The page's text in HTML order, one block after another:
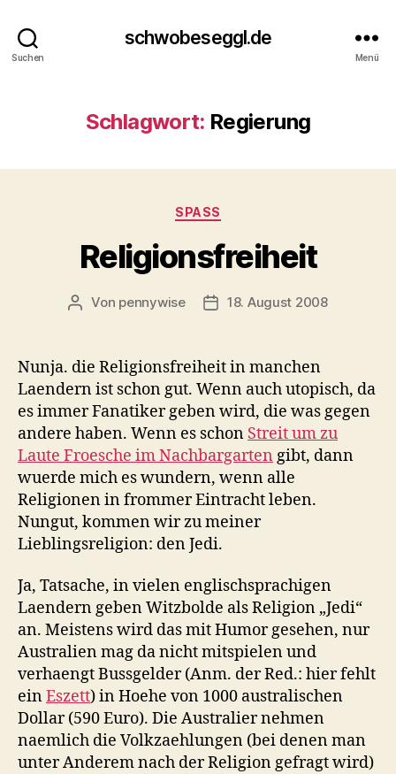
Suchen
schwobeseggl.de
Menü
Schlagwort: Regierung
Kategorien
SPASS
Religionsfreiheit
Beitragsautor
Von pennywise Veröffentlichungsdatum
18. August 2008
Nunja. die Religionsfreiheit in manchen
Laendern ist schon gut. Wenn auch utopisch, da
es immer Fanatiker geben wird, die was gegen
andere haben. Wenn es schon Streit um zu
Laute Froesche im Nachbargarten gibt, dann
wuerde mich es wundern, wenn alle
Religionen in frommer Eintracht leben.
Nungut, kommen wir zu meiner
Lieblingsreligion: den Jedi.
Ja, Tatsache, in vielen englischsprachigen
Laendern geben Witzbolde als Religion „Jedi“
an. Meistens wird das mit Humor gesehen, nur
Australien mag da nicht mitspielen und
verhaengt Bussgelder (Anm. der Red.: hier fehlt
einEszett) in Hoehe von 1000 australischen
Dollar (590 Euro). Die Australier nehmen
naemlich die Volkzaehlungen (bei denen man
unter Anderem nach der Religion gefragt wird)